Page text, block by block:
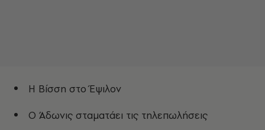
Η Βίσση στο Έψιλον
Ο Άδωνις σταματάει τις τηλεπωλήσεις